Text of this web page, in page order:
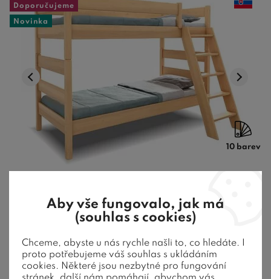
Doporučujeme
Novinka
10 barev
rámu 2 x 100 Kg. Povrchová úpr ...
od 18 330 Kč
10-12 týdnů
Aby vše fungovalo, jak má
(souhlas s cookies)
Chceme, abyste u nás rychle našli to, co hledáte. I
proto potřebujeme váš souhlas s ukládáním
cookies. Některé jsou nezbytné pro fungování